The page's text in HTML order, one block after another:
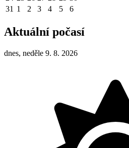
31 1 2 3 4 5 6
Aktuální počasí
dnes, neděle 9. 8. 2026